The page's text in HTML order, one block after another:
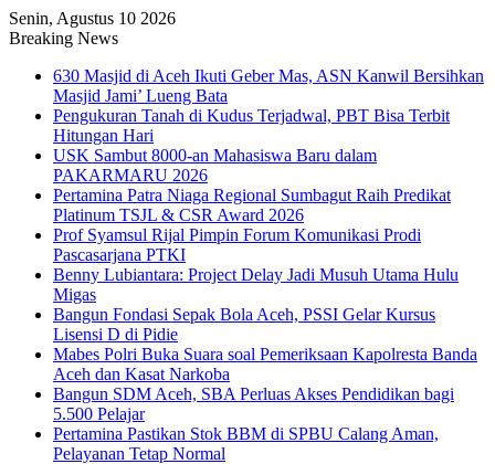
Senin, Agustus 10 2026
Breaking News
630 Masjid di Aceh Ikuti Geber Mas, ASN Kanwil Bersihkan
Masjid Jami’ Lueng Bata
Pengukuran Tanah di Kudus Terjadwal, PBT Bisa Terbit
Hitungan Hari
USK Sambut 8000-an Mahasiswa Baru dalam
PAKARMARU 2026
Pertamina Patra Niaga Regional Sumbagut Raih Predikat
Platinum TSJL & CSR Award 2026
Prof Syamsul Rijal Pimpin Forum Komunikasi Prodi
Pascasarjana PTKI
Benny Lubiantara: Project Delay Jadi Musuh Utama Hulu
Migas
Bangun Fondasi Sepak Bola Aceh, PSSI Gelar Kursus
Lisensi D di Pidie
Mabes Polri Buka Suara soal Pemeriksaan Kapolresta Banda
Aceh dan Kasat Narkoba
Bangun SDM Aceh, SBA Perluas Akses Pendidikan bagi
5.500 Pelajar
Pertamina Pastikan Stok BBM di SPBU Calang Aman,
Pelayanan Tetap Normal